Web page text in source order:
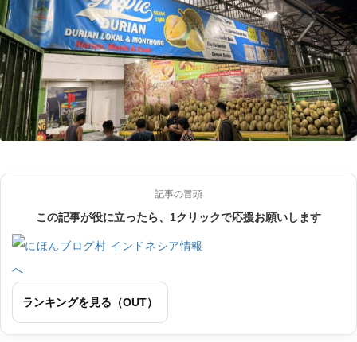
記事の冒頭
この記事が役に立ったら、1クリックで応援お願いします
ランキングを見る（OUT）